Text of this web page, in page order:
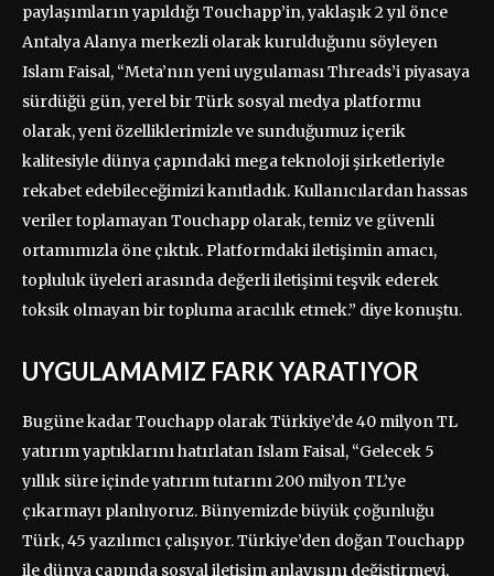
paylaşımların yapıldığı Touchapp’in, yaklaşık 2 yıl önce
Antalya Alanya merkezli olarak kurulduğunu söyleyen
Islam Faisal, “Meta’nın yeni uygulaması Threads’i piyasaya
sürdüğü gün, yerel bir Türk sosyal medya platformu
olarak, yeni özelliklerimizle ve sunduğumuz içerik
kalitesiyle dünya çapındaki mega teknoloji şirketleriyle
rekabet edebileceğimizi kanıtladık. Kullanıcılardan hassas
veriler toplamayan Touchapp olarak, temiz ve güvenli
ortamımızla öne çıktık. Platformdaki iletişimin amacı,
topluluk üyeleri arasında değerli iletişimi teşvik ederek
toksik olmayan bir topluma aracılık etmek.” diye konuştu.
UYGULAMAMIZ FARK YARATIYOR
Bugüne kadar Touchapp olarak Türkiye’de 40 milyon TL
yatırım yaptıklarını hatırlatan Islam Faisal, “Gelecek 5
yıllık süre içinde yatırım tutarını 200 milyon TL’ye
çıkarmayı planlıyoruz. Bünyemizde büyük çoğunluğu
Türk, 45 yazılımcı çalışıyor. Türkiye’den doğan Touchapp
ile dünya çapında sosyal iletişim anlayışını değiştirmeyi,